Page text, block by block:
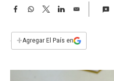
F
e
b
W
s
T
w
t
L
E
i
l
+Agregar El País en